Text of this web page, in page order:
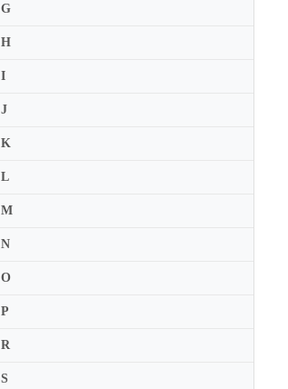
Benjamin Hochman
Biliana Tzinlikova
G
H
I
J
K
L
M
N
O
P
R
S